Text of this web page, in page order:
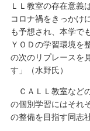
ＬＬ教室の存在意義
コロナ禍をきっかけ
も予想され、本学で
ＹＯＤの学習環境を
の次のリプレースを
す」（水野氏）
ＣＡＬＬ教室など
の個別学習にはそれ
の整備を目指す同志